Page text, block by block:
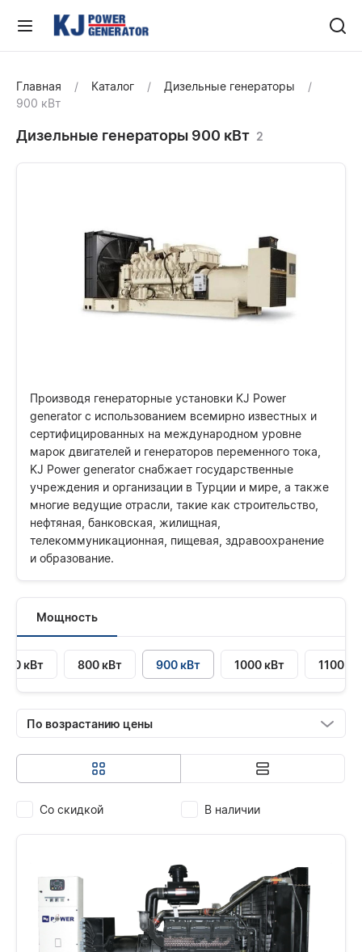
Главная Каталог
Дизельные генераторы
900 кВт
Дизельные генераторы 900 кВт 2
Производя генераторные установки KJ Power
generator с использованием всемирно известных и
сертифицированных на международном уровне
марок двигателей и генераторов переменного тока,
KJ Power generator снабжает государственные
учреждения и организации в Турции и мире, а также
многие ведущие отрасли, такие как строительство,
нефтяная, банковская, жилищная,
телекоммуникационная, пищевая, здравоохранение
и образование.
Мощность
700 кВт 800 кВт 900 кВт 1000 кВт 1100
По возрастанию цены
Со скидкой В наличии